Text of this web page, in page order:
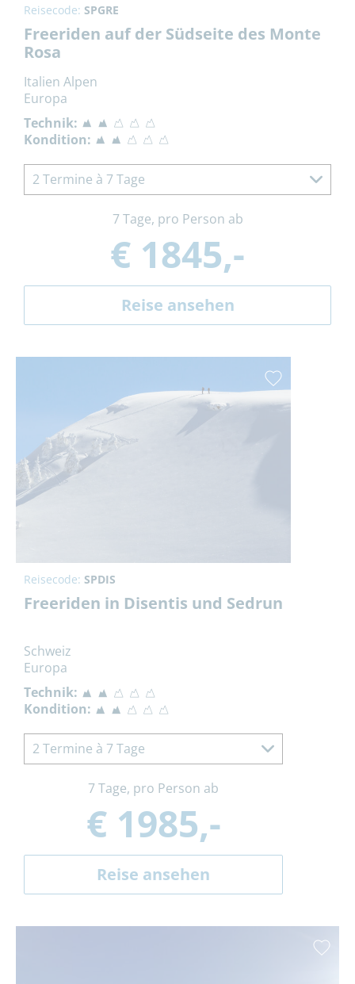
Reisecode: SPGRE
Freeriden auf der Südseite des Monte
Rosa
Italien Alpen
Europa
Technik:
Kondition:
2 Termine à 7 Tage
7 Tage, pro Person ab
€ 1845,-
Reise ansehen
Reisecode: SPDIS
Freeriden in Disentis und Sedrun
Schweiz
Europa
Technik:
Kondition:
2 Termine à 7 Tage
7 Tage, pro Person ab
€ 1985,-
Reise ansehen